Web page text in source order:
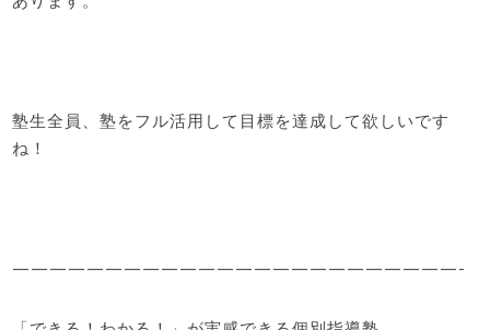
塾生全員、塾をフル活用して目標を達成して欲しいです
ね！
————————————————————————-